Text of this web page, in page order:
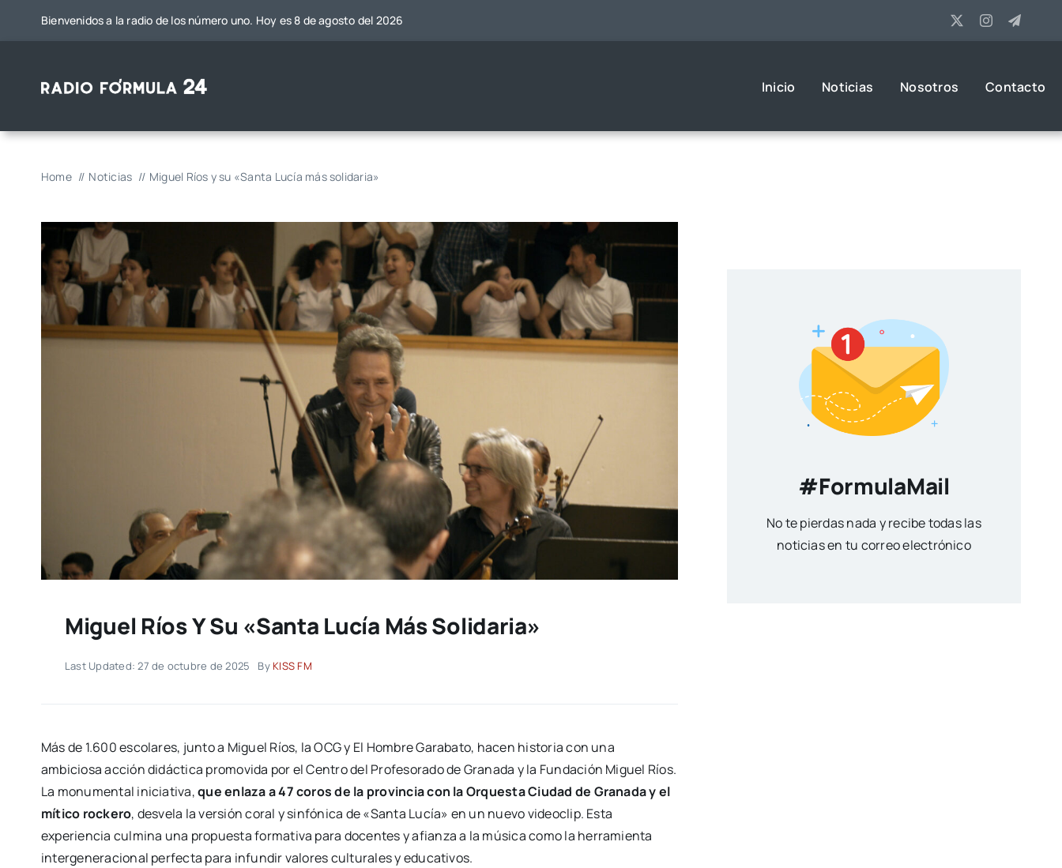
Bienvenidos a la radio de los número uno. Hoy es 8 de agosto del 2026
Inicio Noticias Nosotros Contacto
Home Noticias Miguel Ríos y su «Santa Lucía más solidaria»
Miguel Ríos Y Su «Santa Lucía Más Solidaria»
Last Updated: 27 de octubre de 2025 By KISS FM
Más de 1.600 escolares, junto a Miguel Ríos, la OCG y El Hombre Garabato, hacen historia con una
ambiciosa acción didáctica promovida por el Centro del Profesorado de Granada y la Fundación Miguel Ríos.
La monumental iniciativa,que enlaza a 47 coros de la provincia con la Orquesta Ciudad de Granada y el
mítico rockero, desvela la versión coral y sinfónica de «Santa Lucía» en un nuevo videoclip. Esta
experiencia culmina una propuesta formativa para docentes y afianza a la música como la herramienta
intergeneracional perfecta para infundir valores culturales y educativos.
#FormulaMail
No te pierdas nada y recibe todas las
noticias en tu correo electrónico